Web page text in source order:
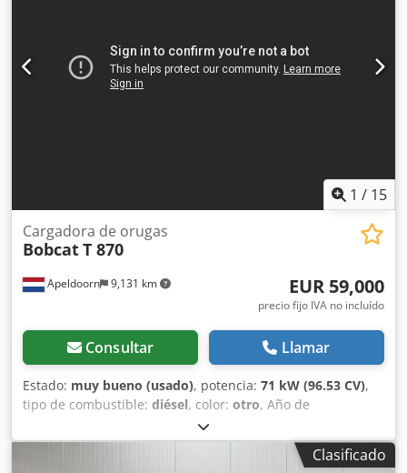
técnico: muy bueno Estado estético: muy bueno = Otras
opciones y equipamiento = - 3er circuito hidráulico -
Lámpara(s) de trabajo - Ventilador - Guardabarros -
1 / 15
Apeldoorn 9,131 km
Cargadora de orugas
BobcatT 870
EUR 59,000
precio fijo IVA no incluído
Consultar Llamar
Estado: muy bueno (usado), potencia: 71 kW (96.53 CV),
tipo de combustible: diésel, color: otro, Año de
, horas de funcionamiento:
Equipamiento:aire acondicionado, Año de fabricación:
2021 Peso en vacío: 5.863 kg Dimensiones (L x A x H): 390 x
Clasificado